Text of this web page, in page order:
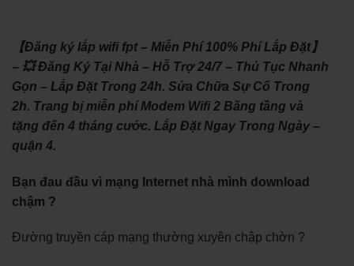
【Đăng ký lắp wifi fpt – Miễn Phí 100% Phí Lắp Đặt】
– 💥 Đăng Ký Tại Nhà – Hỗ Trợ 24/7 – Thủ Tục Nhanh
Gọn – Lắp Đặt Trong 24h. Sửa Chữa Sự Cố Trong
2h. Trang bị miễn phí Modem Wifi 2 Băng tầng và
tặng đến 4 tháng cước. Lắp Đặt Ngay Trong Ngày –
quận 4.
Bạn đau đầu vì mạng Internet nhà mình download
chậm ?
Đường truyền cáp mạng thường xuyên chập chờn ?